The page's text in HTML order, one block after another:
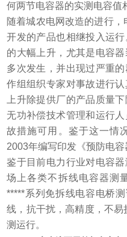
何两节电容器的实测电容值
随着城农电网改造的进行
开发的产品也相继投入运
的大幅上升，尤其是电容
多次发生，并出现过严重
作组组织专家对事故进行
上升除提供厂的产品质量
无功补偿技术管理和运行
故措施可用。鉴于这一情
2003年编写印发《预防电容
鉴于目前电力行业对电容
场上各类不拆线电容器测
*****系列免拆线电容电桥
线，抗干扰，高精度，不易
测运行。